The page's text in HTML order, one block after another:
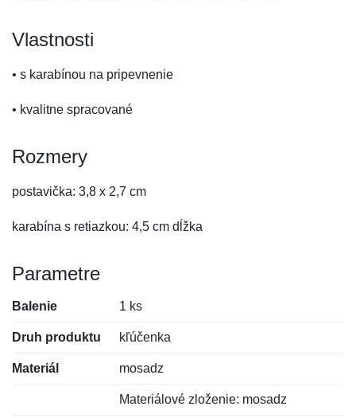
Vlastnosti
• s karabínou na pripevnenie
• kvalitne spracované
Rozmery
postavička: 3,8 x 2,7 cm
karabína s retiazkou: 4,5 cm dĺžka
Parametre
Balenie 1 ks
Druh produktu kľúčenka
Materiál mosadz
Materiálové zloženie: mosadz